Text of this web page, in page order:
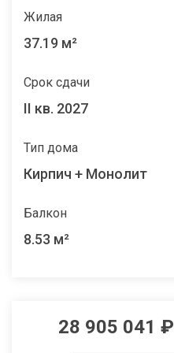
Жилая
37.19 м²
Срок сдачи
II кв. 2027
Тип дома
Кирпич + Монолит
Балкон
8.53 м²
28 905 041 ₽